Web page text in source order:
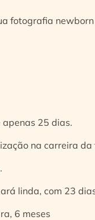
fotografia newborn
apenas 25 dias.
na carreira
linda, com 23
6 meses